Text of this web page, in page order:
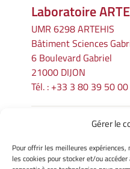
Gérer le
Pour offrir les meilleures
les cookies pour stocker et/ou
Laboratoire
UMR 6298 ARTEHIS
Bâtiment Sciences
6 Boulevard Gabriel
21000 DIJON
Tél. : +33 3 80 39 50 00
Mentions légales